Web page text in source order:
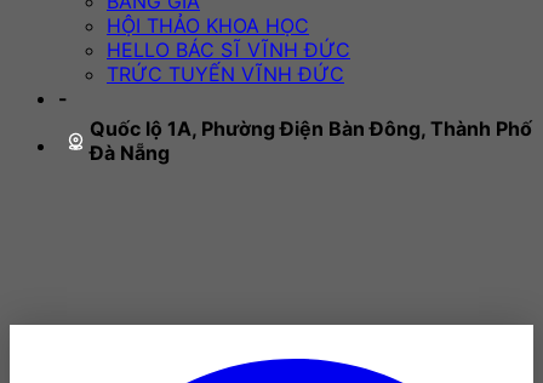
HỘI THẢO KHOA HỌC
HELLO BÁC SĨ VĨNH ĐỨC
TRỨC TUYẾN VĨNH ĐỨC
-
Quốc lộ 1A, Phường Điện Bàn Đông, Thành Phố
Đà Nẵng